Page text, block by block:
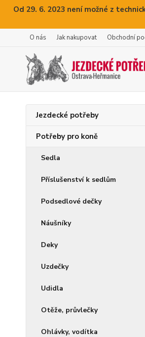
Od 29. 6. 2023 není možné z
O nás Jak nakupovat Obchodní
Jezdecké potřeby
Potřeby pro koně
Sedla
Příslušenství k sedlům
Podsedlové dečky
Náušníky
Deky
Uzdečky
Udidla
Otěže, průvlečky
Ohlávky, vodítka